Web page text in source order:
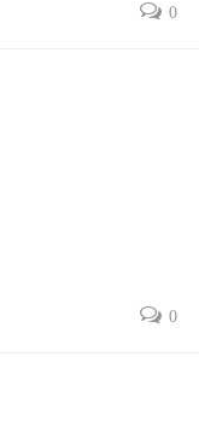
0
0